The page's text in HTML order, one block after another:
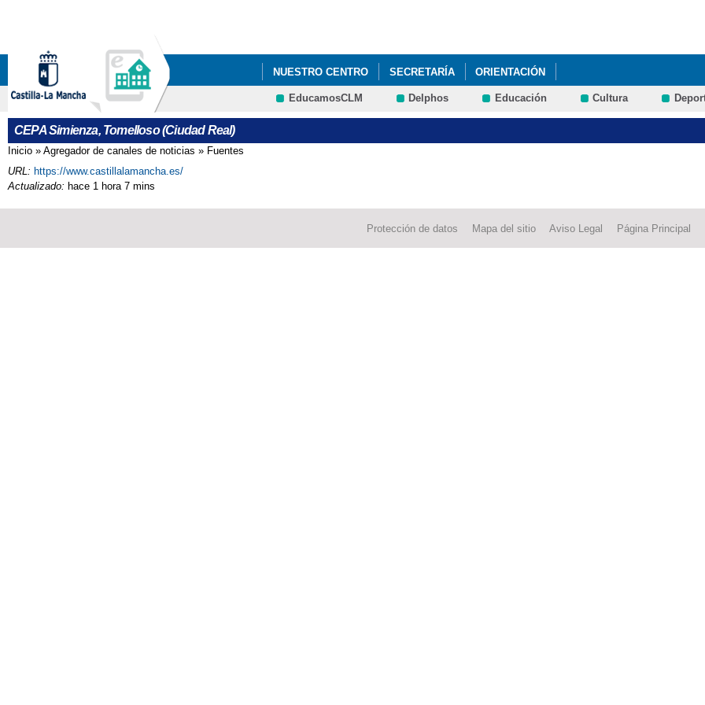
NUESTRO CENTRO SECRETARÍA ORIENTACIÓN
EducamosCLM Delphos Educación Cultura
CEPA Simienza, Tomelloso (Ciudad Real)
Se encuentra usted aquí
Inicio » Agregador de canales de noticias » Fuentes
URL: https://www.castillalamancha.es/
Actualizado: hace 1 hora 7 mins
Protección de datos Mapa del sitio Aviso Legal Página Principal